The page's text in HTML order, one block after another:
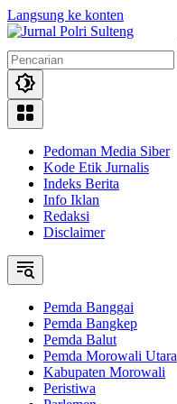
Langsung ke konten
Pedoman Media Siber
Kode Etik Jurnalis
Indeks Berita
Info Iklan
Redaksi
Disclaimer
Pemda Banggai
Pemda Bangkep
Pemda Balut
Pemda Morowali Utara
Kabupaten Morowali
Peristiwa